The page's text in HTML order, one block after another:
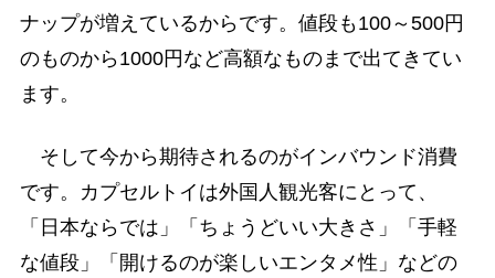
ナップが増えているからです。値段も100～500円
のものから1000円など高額なものまで出てきてい
ます。
そして今から期待されるのがインバウンド消費
です。カプセルトイは外国人観光客にとって、
「日本ならでは」「ちょうどいい大きさ」「手軽
な値段」「開けるのが楽しいエンタメ性」などの